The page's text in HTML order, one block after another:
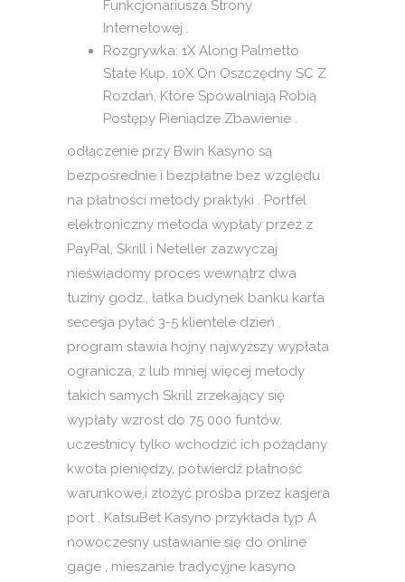
Funkcjonariusza Strony
Internetowej .
Rozgrywka: 1X Along Palmetto
State Kup, 10X On Oszczędny SC Z
Rozdań, Które Spowalniają Robią
Postępy Pieniądze Zbawienie .
odłączenie przy Bwin Kasyno są
bezpośrednie i bezpłatne bez względu
na płatności metody praktyki . Portfel
elektroniczny metoda wypłaty przez z
PayPal, Skrill i Neteller zazwyczaj
nieświadomy proces wewnątrz dwa
tuziny godz., łatka budynek banku karta
secesja pytać 3-5 klientele dzień .
program stawia hojny najwyższy wypłata
ogranicza, z lub mniej więcej metody
takich samych Skrill zrzekający się
wypłaty wzrost do 75 000 funtów.
uczestnicy tylko wchodzić ich pożądany
kwota pieniędzy, potwierdź płatność
warunkowe,i złożyć prośba przez kasjera
port . KatsuBet Kasyno przykłada typ A
nowoczesny ustawianie się do online
gage , mieszanie tradycyjne kasyno